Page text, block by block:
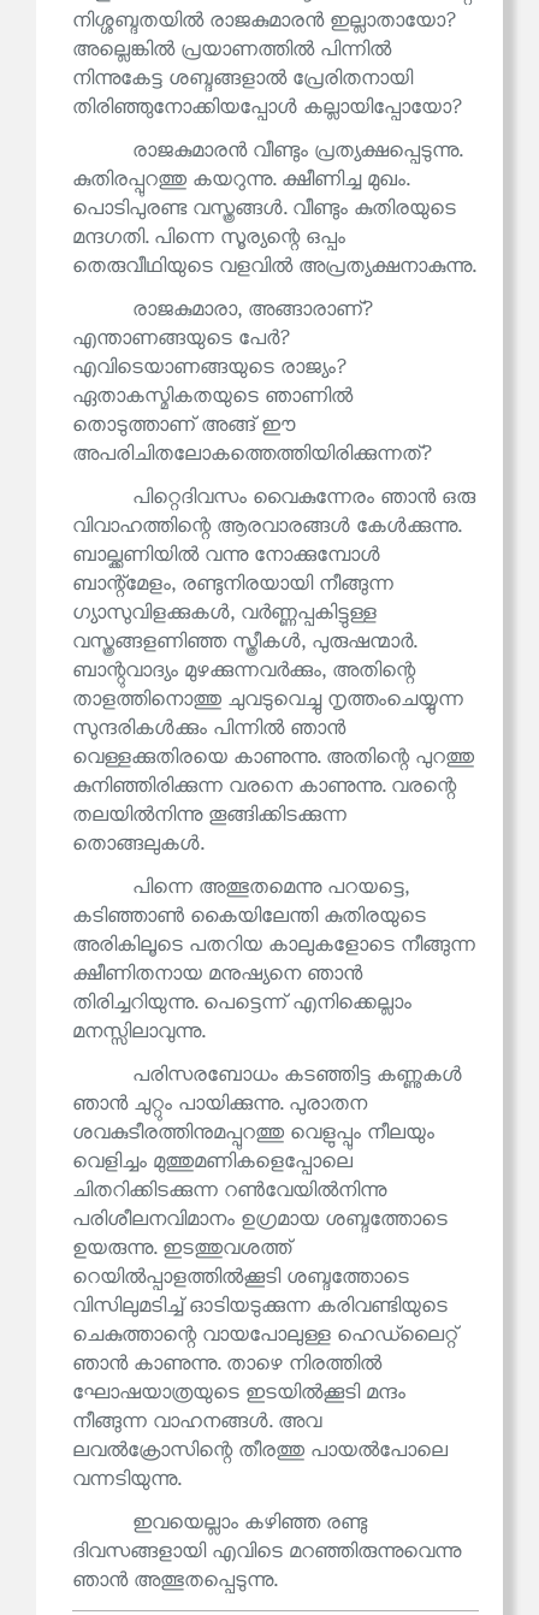
നിശ്ശബ്ദതയിൽ രാജകുമാരൻ ഇല്ലാതായോ?
അല്ലെങ്കിൽ പ്രയാണത്തിൽ പിന്നിൽ
നിന്നുകേട്ട ശബ്ദങ്ങളാൽ പ്രേരിതനായി
തിരിഞ്ഞുനോക്കിയപ്പോൾ കല്ലായിപ്പോയോ?
രാജകുമാരൻ വീണ്ടും പ്രത്യക്ഷപ്പെടുന്നു.
കുതിരപ്പുറത്തു കയറുന്നു. ക്ഷീണിച്ച മുഖം.
പൊടിപുരണ്ട വസ്ത്രങ്ങൾ. വീണ്ടും കുതിരയുടെ
മന്ദഗതി. പിന്നെ സൂര്യന്റെ ഒപ്പം
തെരുവീഥിയുടെ വളവിൽ അപ്രത്യക്ഷനാകുന്നു.
രാജകുമാരാ, അങ്ങാരാണ്?
എന്താണങ്ങയുടെ പേർ?
എവിടെയാണങ്ങയുടെ രാജ്യം?
ഏതാകസ്മികതയുടെ ഞാണിൽ
തൊടുത്താണ് അങ്ങ് ഈ
അപരിചിതലോകത്തെത്തിയിരിക്കുന്നത്?
പിറ്റെദിവസം വൈകുന്നേരം ഞാൻ ഒരു
വിവാഹത്തിന്റെ ആരവാരങ്ങൾ കേൾക്കുന്നു.
ബാല്ക്കണിയിൽ വന്നു നോക്കുമ്പോൾ
ബാന്റ്‌മേളം, രണ്ടുനിരയായി നീങ്ങുന്ന
ഗ്യാസുവിളക്കുകൾ, വർണ്ണപ്പകിട്ടുള്ള
വസ്ത്രങ്ങളണിഞ്ഞ സ്ത്രീകൾ, പുരുഷന്മാർ.
ബാന്റുവാദ്യം മുഴക്കുന്നവർക്കും, അതിന്റെ
താളത്തിനൊത്തു ചുവടുവെച്ചു നൃത്തംചെയ്യുന്ന
സുന്ദരികൾക്കും പിന്നിൽ ഞാൻ
വെള്ളക്കുതിരയെ കാണുന്നു. അതിന്റെ പുറത്തു
കുനിഞ്ഞിരിക്കുന്ന വരനെ കാണുന്നു. വരന്റെ
തലയിൽനിന്നു തൂങ്ങിക്കിടക്കുന്ന
തൊങ്ങലുകൾ.
പിന്നെ അത്ഭുതമെന്നു പറയട്ടെ,
കടിഞ്ഞാൺ കൈയിലേന്തി കുതിരയുടെ
അരികിലൂടെ പതറിയ കാലുകളോടെ നീങ്ങുന്ന
ക്ഷീണിതനായ മനുഷ്യനെ ഞാൻ
തിരിച്ചറിയുന്നു. പെട്ടെന്ന് എനിക്കെല്ലാം
മനസ്സിലാവുന്നു.
പരിസരബോധം കടഞ്ഞിട്ട കണ്ണുകൾ
ഞാൻ ചുറ്റും പായിക്കുന്നു. പുരാതന
ശവകുടീരത്തിനുമപ്പുറത്തു വെളുപ്പും നീലയും
വെളിച്ചം മുത്തുമണികളെപ്പോലെ
ചിതറിക്കിടക്കുന്ന റൺവേയിൽനിന്നു
പരിശീലനവിമാനം ഉഗ്രമായ ശബ്ദത്തോടെ
ഉയരുന്നു. ഇടത്തുവശത്ത്
റെയിൽപ്പാളത്തിൽക്കൂടി ശബ്ദത്തോടെ
വിസിലുമടിച്ച് ഓടിയടുക്കുന്ന കരിവണ്ടിയുടെ
ചെകുത്താന്റെ വായപോലുള്ള ഹെഡ്‌ലൈറ്റ്
ഞാൻ കാണുന്നു. താഴെ നിരത്തിൽ
ഘോഷയാത്രയുടെ ഇടയിൽക്കൂടി മന്ദം
നീങ്ങുന്ന വാഹനങ്ങൾ. അവ
ലവൽക്രോസിന്റെ തീരത്തു പായൽപോലെ
വന്നടിയുന്നു.
ഇവയെല്ലാം കഴിഞ്ഞ രണ്ടു
ദിവസങ്ങളായി എവിടെ മറഞ്ഞിരുന്നുവെന്നു
ഞാൻ അത്ഭുതപ്പെടുന്നു.